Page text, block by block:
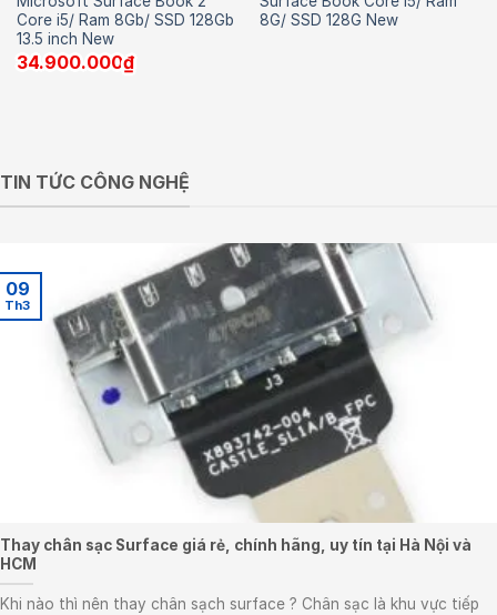
Core i5/ Ram 8Gb/ SSD 128Gb
13.5 inch New
34.900.000₫
8G/ SSD 128G New
TIN TỨC CÔNG NGHỆ
Thay chân sạc Surface giá rẻ, chính hãng, uy tín tại Hà Nội và
HCM
Khi nào thì nên thay chân sạch surface ? Chân sạc là khu vực tiếp
09
Th3